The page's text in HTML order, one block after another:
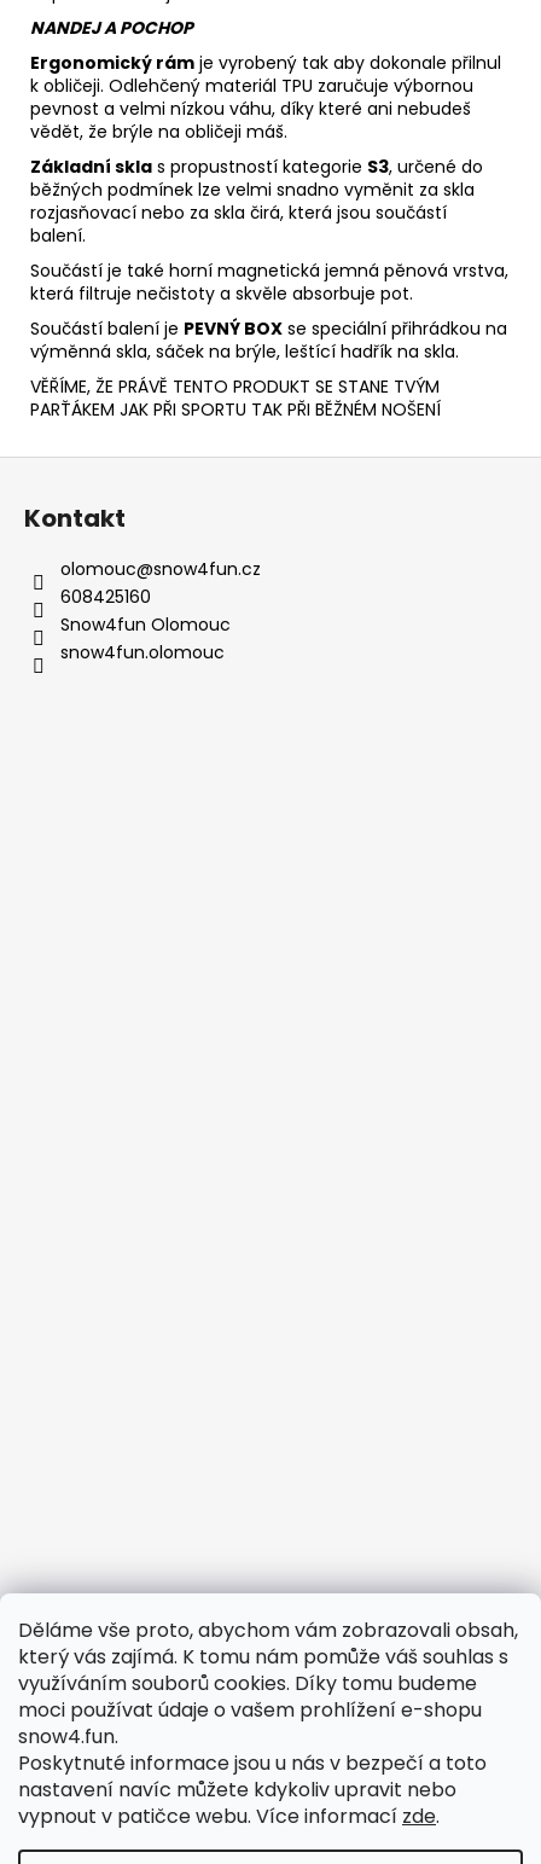
Děláme vše proto, abychom vám zobrazovali obsah,
který vás zajímá. K tomu nám pomůže váš souhlas s
využíváním souborů cookies. Díky tomu budeme
moci používat údaje o vašem prohlížení e-shopu
snow4.fun.
Poskytnuté informace jsou u nás v bezpečí a toto
nastavení navíc můžete kdykoliv upravit nebo
vypnout v patičce webu. Více informací zde.
NANDEJ A POCHOP
Ergonomický rám je vyrobený tak aby dokonale přilnul
k obličeji. Odlehčený materiál TPU zaručuje výbornou
pevnost a velmi nízkou váhu, díky které ani nebudeš
vědět, že brýle na obličeji máš.
Základní skla s propustností kategorie S3, určené do
běžných podmínek lze velmi snadno vyměnit za skla
rozjasňovací nebo za skla čirá, která jsou součástí
balení.
Součástí je také horní magnetická jemná pěnová vrstva,
která filtruje nečistoty a skvěle absorbuje pot.
Součástí balení je PEVNÝ BOX se speciální přihrádkou na
výměnná skla, sáček na brýle, leštící hadřík na skla.
VĚŘÍME, ŽE PRÁVĚ TENTO PRODUKT SE STANE TVÝM
PARŤÁKEM JAK PŘI SPORTU TAK PŘI BĚŽNÉM NOŠENÍ
Kontakt
olomouc@snow4fun.cz
608425160
Snow4fun Olomouc
snow4fun.olomouc
Potřebujete vyřešit reklamaci?
Obchodní podmínky
Odstoupení od smlouvy
Podmínky ochrany osobních údajů
Reklamační formulář
Reklamační řád